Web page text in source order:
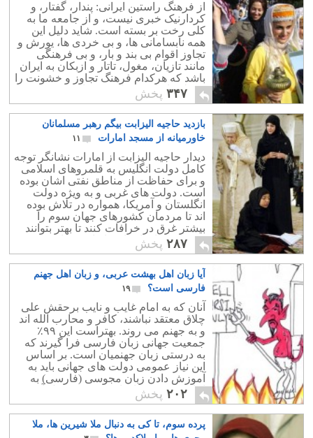
از فرهنگ راستین ایرانی: پندار، گفتار، و
کردارنیک خبری نیست، و از جامعه ما به
کلی رخت بر بسته است. شاید دلیل این
همه نابسامانی ها، و بی خردی ها، یورش و
تجاوز اقوام بی بند و بار، و بی فرهنگی
مانند تازیان، مغول، تاتار و ازبکان به ایران
باشد که هرکدام فرهنگ تجاوز و خشونت را
بر ملت ایران تحمیل نموده است.
۳۴۷ پخش
بازدید حاجیه الیزابت بیگم رهبر مسلمانان
خاورمیانه از مسجد امارات
۱۱
دیدار حاجیه الیزابت از امارات نشانگر توجه
کامل دولت انگلیس به قلمروهای اسلامی
و برای حفاظت از مناطق نفتی اشان بوده
است. دولت های غربی و به ویژه دولت
انگلستان و آمریکا، همواره در تلاش بوده
اند تا مردمان کشورهای جهان سوم را
بیشتر غرق در خرافات کنند تا بهتر بتوانند
سرزمین های ایشان را غارت نمایند.
۲۸۷ پخش
آیا زبان اهل بهشت عربی، و زبان اهل جهنم
فارسی است؟
۱۹
آنان که به امام غایب و نایب برحقش علی
چلاق معتقد نباشند، کافر و محارب الله اند
و به جهنم می روند. بهتراست این ۹۹٪
جمعیت جهانی زبان فارسی فرا گیرند که
به درستی زبان جهنمیان است. بر اساس
این نیاز عمومی دولت های جهانی باید به
آموزش دادن زبان مجوسی (فارسی) به
اتباع کشورخود اقدام فوری به عمل آورند.
۲۰۲ پخش
پرده سوم، تا کی به دنبال ملا شیرین ها، ملا